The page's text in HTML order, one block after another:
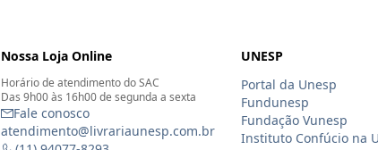
Nossa Loja Online
Horário de atendimento do SAC
Das 9h00 às 16h00 de segunda a sexta
Fale conosco
atendimento@livrariaunesp.com.br
UNESP
Portal da Unesp
Fundunesp
Fundação Vunesp
Instituto Confúcio na